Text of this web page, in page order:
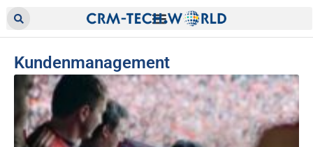
Kundenmanagement